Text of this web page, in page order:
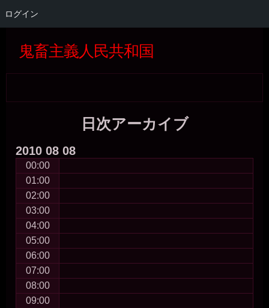
ログイン
ン
テ
ス
ッ
to
SEARCH-
to
GTRANSLATE-
to
RECENT-
to
CATEGORIES-
to
BLOCK-
to
WP_STATISTICS_WIDGET-
to
META-
to
BLOCK-
to
BLOCK-
to
BLOCK-
to
QUICK-
to
BLOCK-
to
BLOCK-
to
BLOCK-
to
TAG_CLOUD-
to
BLOCK-
鬼畜主義人民共和国
日次アーカイブ
2010 08 08
00:00
01:00
02:00
03:00
04:00
05:00
06:00
07:00
08:00
09:00